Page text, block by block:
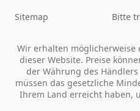
Sitemap
Bitte
Wir erhalten möglicherweise
dieser Website. Preise
der Währung des
müssen das gesetzliche
Ihrem Land erreicht haben,